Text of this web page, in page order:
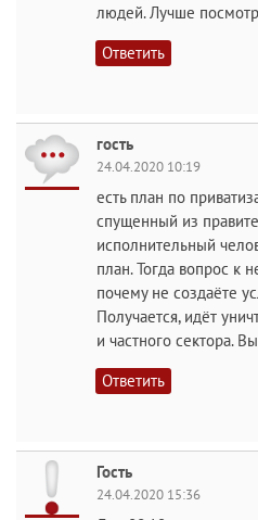
людей. Лучше
Ответить
гость
24.04.2020 10:19
есть план по
спущенный из
исполнительный
план. Тогда вопрос к
почему не создаёте
Получается, идёт
и частного сектора.
Ответить
Гость
24.04.2020 15:36